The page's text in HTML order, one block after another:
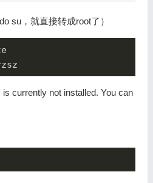
su，就直接转成root了）
currently not installed. You can